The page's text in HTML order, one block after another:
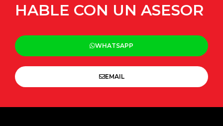
HABLE CON UN ASESOR
WHATSAPP
EMAIL